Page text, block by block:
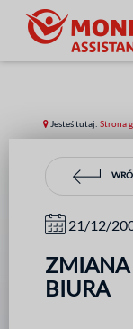
Jesteś tutaj: Strona
21/12/
ZMIANA
BIURA